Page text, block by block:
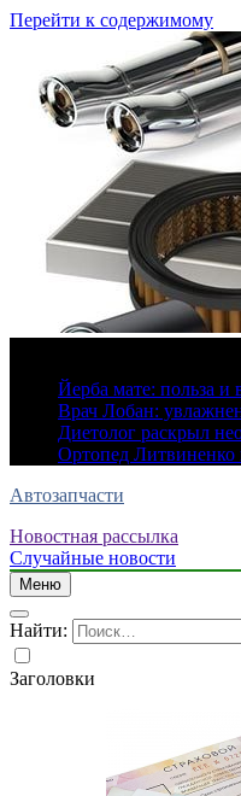
Перейти к содержимому
Йерба мате: польза и
Врач Лобан:
Диетолог раскрыл
Ортопед Литвиненко
Автозапчасти
Новостная рассылка
Случайные новости
Меню
Найти:
Заголовки